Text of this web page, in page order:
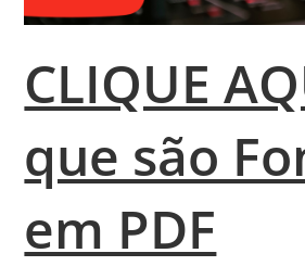
CLIQUE
que são
em PDF